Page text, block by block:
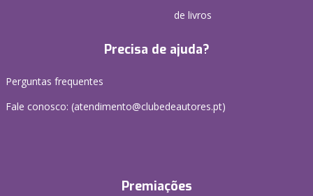
de livros
Precisa de ajuda?
Perguntas frequentes
Fale conosco: (atendimento@clubedeautores.pt)
Premiações